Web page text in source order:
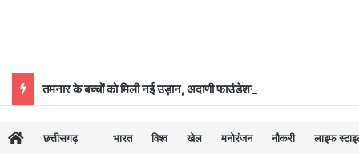
छत्तीसगढ़ भारत विश्व खेल मनोरंजन नौकरी लाइफ